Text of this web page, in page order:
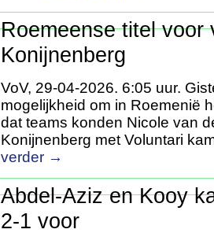
Roemeense titel voor
Konijnenberg
VoV, 29-04-2026. 6:05 uur.
mogelijkheid om in Roemenië
dat teams konden Nicole van
Konijnenberg met Voluntari
verder →
Abdel-Aziz en Kooy
2-1 voor